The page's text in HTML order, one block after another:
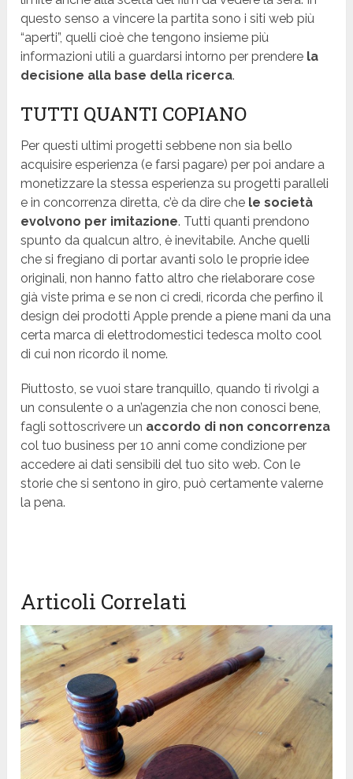
questo senso a vincere la partita sono i siti web più
“aperti”, quelli cioè che tengono insieme più
informazioni utili a guardarsi intorno per prendere la
decisione alla base della ricerca.
TUTTI QUANTI COPIANO
Per questi ultimi progetti sebbene non sia bello
acquisire esperienza (e farsi pagare) per poi andare a
monetizzare la stessa esperienza su progetti paralleli
e in concorrenza diretta, c’è da dire che le società
evolvono per imitazione. Tutti quanti prendono
spunto da qualcun altro, è inevitabile. Anche quelli
che si fregiano di portar avanti solo le proprie idee
originali, non hanno fatto altro che rielaborare cose
già viste prima e se non ci credi, ricorda che perfino il
design dei prodotti Apple prende a piene mani da una
certa marca di elettrodomestici tedesca molto cool
di cui non ricordo il nome.
Piuttosto, se vuoi stare tranquillo, quando ti rivolgi a
un consulente o a un’agenzia che non conosci bene,
fagli sottoscrivere un accordo di non concorrenza
col tuo business per 10 anni come condizione per
accedere ai dati sensibili del tuo sito web. Con le
storie che si sentono in giro, può certamente valerne
la pena.
Articoli Correlati